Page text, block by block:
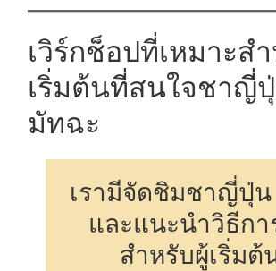
เวิร์กช็อปที่เหมาะส
เริ่มต้นที่สนใจชาญี่
มัทฉะ
เรามีจัดชิมชาญี่ปุ่น
และแนะนำวิธีกา
สำหรับผู้เริ่มต้